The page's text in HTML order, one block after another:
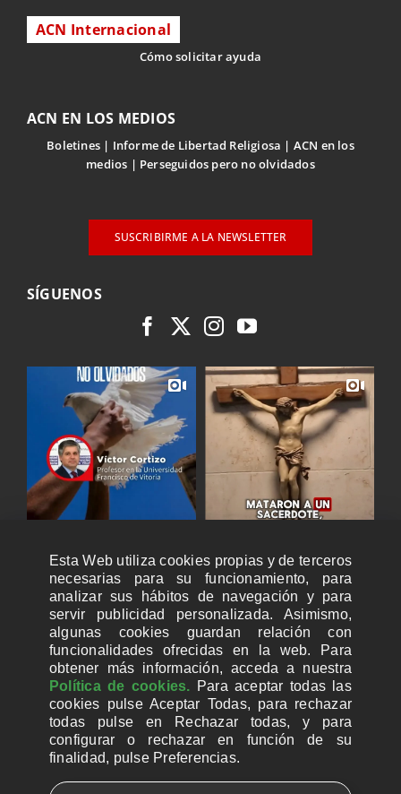
ACN Internacional
Cómo solicitar ayuda
ACN EN LOS MEDIOS
Boletines Informe de Libertad Religiosa
ACN en los
medios
Perseguidos pero no olvidados
SUSCRIBIRME A LA NEWSLETTER
SÍGUENOS
CUENTAS BANCARIAS PARA DONAR
Esta Web utiliza cookies propias y de terceros
necesarias para su funcionamiento, para
analizar sus hábitos de navegación y para
servir publicidad personalizada. Asimismo,
algunas cookies guardan relación con
funcionalidades ofrecidas en la web. Para
obtener más información, acceda a nuestra
Política de cookies. Para aceptar todas las
cookies pulse Aceptar Todas, para rechazar
todas pulse en Rechazar todas, y para
configurar o rechazar en función de su
finalidad, pulse Preferencias.